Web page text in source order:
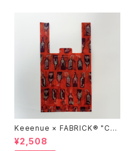
Keeenue × FABRICK®︎ "CO
MPACT SHOPPING BAG" st
acks Exclusive model
¥2,508